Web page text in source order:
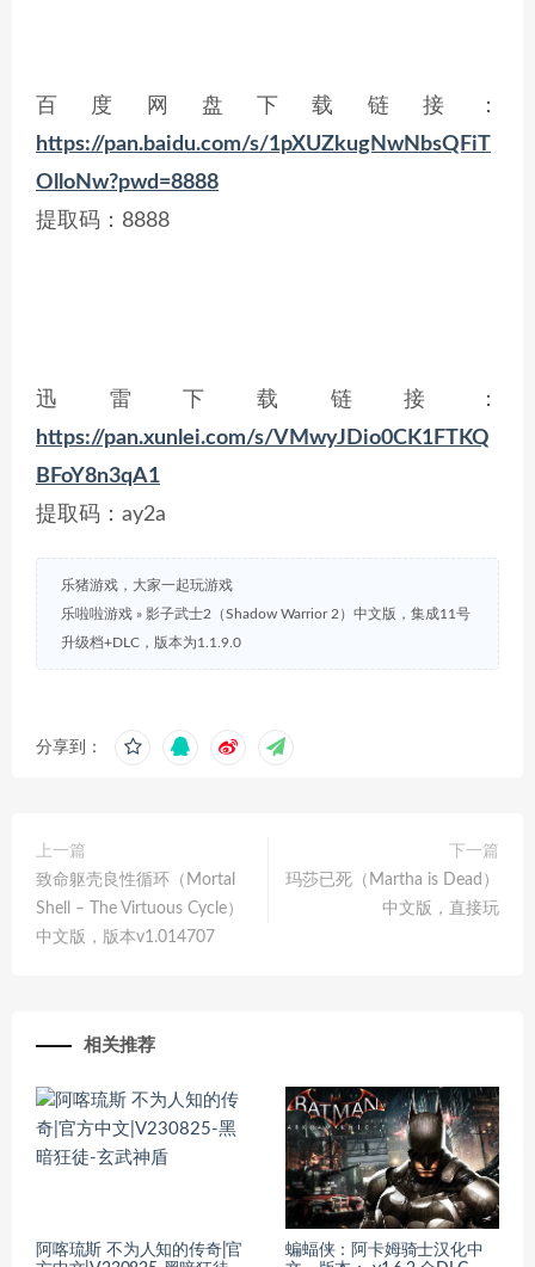
百度网盘下载链接：
https://pan.baidu.com/s/1pXUZkugNwNbsQFiT
OlloNw?pwd=8888
提取码：8888
迅雷下载链接：
https://pan.xunlei.com/s/VMwyJDio0CK1FTKQ
BFoY8n3qA1
提取码：ay2a
乐猪游戏，大家一起玩游戏
乐啦啦游戏 » 影子武士2（Shadow Warrior 2）中文版，集成11号
升级档+DLC，版本为1.1.9.0
分享到：
上一篇
致命躯壳良性循环（Mortal
Shell – The Virtuous Cycle）
中文版，版本v1.014707
下一篇
玛莎已死（Martha is Dead）
中文版，直接玩
相关推荐
阿喀琉斯 不为人知的传奇|官
蝙蝠侠：阿卡姆骑士汉化中